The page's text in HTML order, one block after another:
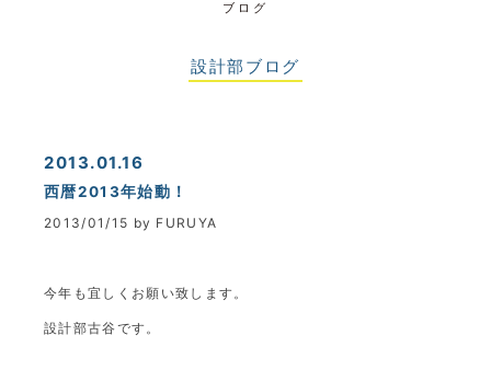
ブログ
設計部ブログ
2013.01.16
西暦2013年始動！
2013/01/15 by FURUYA
今年も宜しくお願い致します。
設計部古谷です。